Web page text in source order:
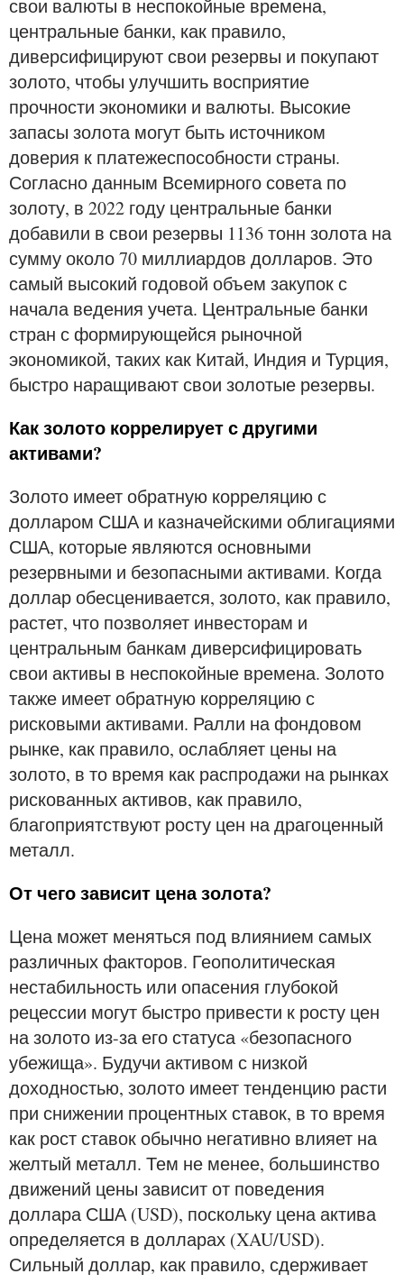
свои валюты в неспокойные времена,
центральные банки, как правило,
диверсифицируют свои резервы и покупают
золото, чтобы улучшить восприятие
прочности экономики и валюты. Высокие
запасы золота могут быть источником
доверия к платежеспособности страны.
Согласно данным Всемирного совета по
золоту, в 2022 году центральные банки
добавили в свои резервы 1136 тонн золота на
сумму около 70 миллиардов долларов. Это
самый высокий годовой объем закупок с
начала ведения учета. Центральные банки
стран с формирующейся рыночной
экономикой, таких как Китай, Индия и Турция,
быстро наращивают свои золотые резервы.
Как золото коррелирует с другими
активами?
Золото имеет обратную корреляцию с
долларом США и казначейскими облигациями
США, которые являются основными
резервными и безопасными активами. Когда
доллар обесценивается, золото, как правило,
растет, что позволяет инвесторам и
центральным банкам диверсифицировать
свои активы в неспокойные времена. Золото
также имеет обратную корреляцию с
рисковыми активами. Ралли на фондовом
рынке, как правило, ослабляет цены на
золото, в то время как распродажи на рынках
рискованных активов, как правило,
благоприятствуют росту цен на драгоценный
металл.
От чего зависит цена золота?
Цена может меняться под влиянием самых
различных факторов. Геополитическая
нестабильность или опасения глубокой
рецессии могут быстро привести к росту цен
на золото из-за его статуса «безопасного
убежища». Будучи активом с низкой
доходностью, золото имеет тенденцию расти
при снижении процентных ставок, в то время
как рост ставок обычно негативно влияет на
желтый металл. Тем не менее, большинство
движений цены зависит от поведения
доллара США (USD), поскольку цена актива
определяется в долларах (XAU/USD).
Сильный доллар, как правило, сдерживает